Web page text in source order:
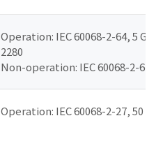
Operation: IEC 60068-2-64, 5
2280
Non-operation: IEC 60068-2-6, 2
Operation: IEC 60068-2-27, 50